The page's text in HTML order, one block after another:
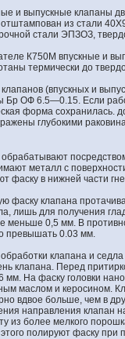
и выпускные клапаны
из стали
стали ЭПЗОЗ,
К750М впускные и
термически до
(впускных и
Бр ОФ 6.5—0.15. Если
форма сохранилась.
глубокими
металл с
фаску в нижней части
фаску клапана
лишь для получения
меньше 0,5 мм. В
превышать 0.03 мм.
клапана и
клапана. Перед
На фаску головки
маслом и керосином.
вдвое больше, чем в
направления клапан
из более мелкого
полируют фаску при